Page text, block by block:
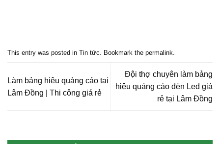
This entry was posted in Tin tức. Bookmark the permalink.
Làm bảng hiệu quảng cáo tại
Lâm Đồng | Thi công giá rẻ
Đội thợ chuyên làm bảng
hiệu quảng cáo đèn Led giá
rẻ tại Lâm Đồng